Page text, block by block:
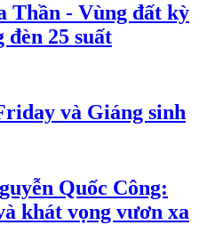
Thần - Vùng đất kỳ
25 suất
và Giáng sinh
Quốc Công:
khát vọng vươn xa